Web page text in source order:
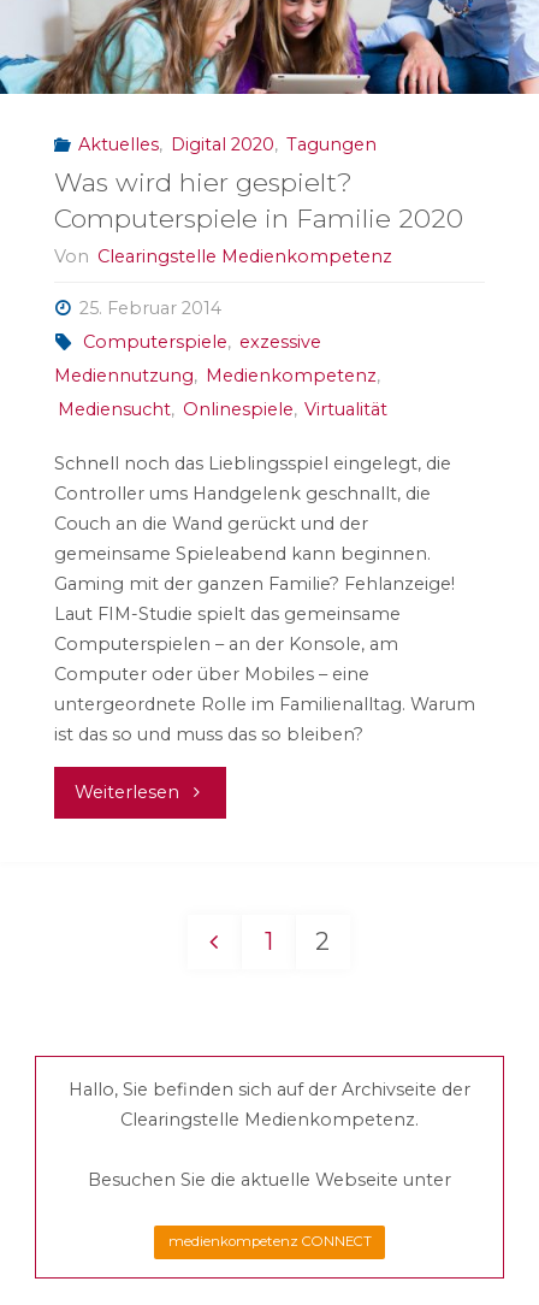
in
Familien
2020“"
Aktuelles, Digital 2020, Tagungen
Was wird hier gespielt?
Computerspiele in Familie 2020
Von Clearingstelle Medienkompetenz
25. Februar 2014
Computerspiele, exzessive
Mediennutzung, Medienkompetenz,
Mediensucht, Onlinespiele, Virtualität
Schnell noch das Lieblingsspiel eingelegt, die
Controller ums Handgelenk geschnallt, die
Couch an die Wand gerückt und der
gemeinsame Spieleabend kann beginnen.
Gaming mit der ganzen Familie? Fehlanzeige!
Laut FIM-Studie spielt das gemeinsame
Computerspielen – an der Konsole, am
Computer oder über Mobiles – eine
untergeordnete Rolle im Familienalltag. Warum
ist das so und muss das so bleiben?
Weiterlesen "Was
gespielt?
Familie
der
Beiträge
1 2
Hallo, Sie befinden sich auf der Archivseite der
Clearingstelle Medienkompetenz.
Besuchen Sie die aktuelle Webseite unter
medienkompetenz CONNECT